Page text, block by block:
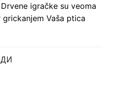
igračke su veoma
Vaša ptica